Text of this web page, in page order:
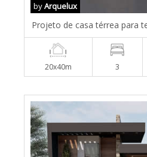
byArquelux
Projeto de casa térrea para
20x40m 3